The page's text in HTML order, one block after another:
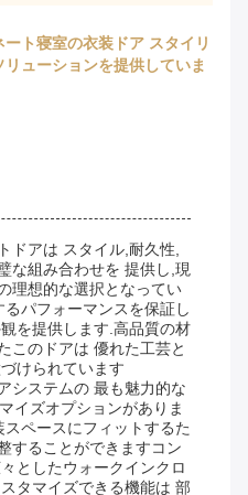
ト寝室の衣装ドア スタイリ
ューションを提供していま
ドアは スタイル,耐久性,
な組み合わせを 提供し,現
理想的な選択となってい
パフォーマンスを保証し
を提供します.高品質の材
このドアは 優れた工芸と
けられています
システムの 最も魅力的な
イズオプションがありま
ペースにフィットするた
することができますコン
としたウォークインクロ
タマイズできる機能は 部